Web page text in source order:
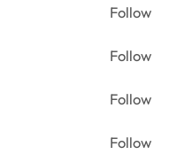
Follow
Follow
Follow
Follow